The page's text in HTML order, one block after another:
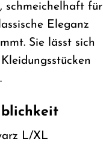
schmeichelhaft für
Eleganz
Sie lässt sich
L/XL